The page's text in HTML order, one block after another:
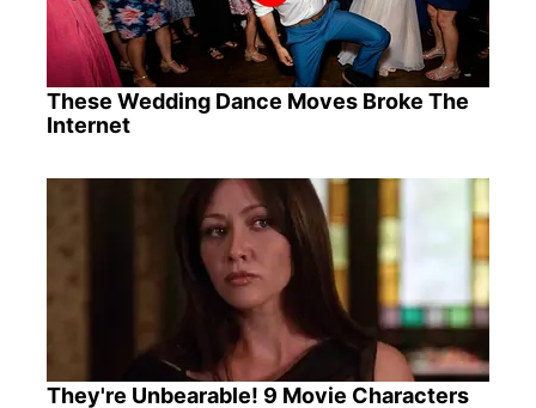
These Wedding Dance Moves Broke The
Internet
They're Unbearable! 9 Movie Characters